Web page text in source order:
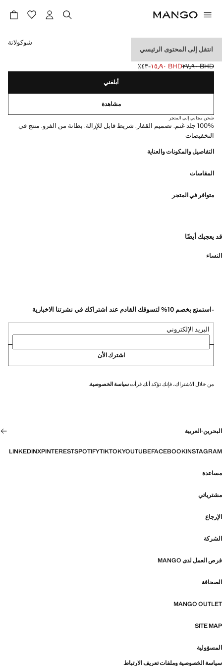
انتقل إلى المحتوى الرئيسي
قفازات من الجلد
السعر الأول محذوف [BHD ٢٧٫٩٠ ]
BHD ٢٧٫٩٠
السعر الحالي [BHD ١٥٫٩٠ ]BHD ١٥٫٩٠ ؜-٤٣٪؜
حدد اللون
شوكولاتة
أبلغني
مشاهدة
شحن مجاني إلى المتجر
100% جلد غنم. تصميم القفاز. شريط قابل للإزالة. بطانة من الفرو. منتج في
التخفيضات
التفاصيل والمكونات والعناية
المقاسات
متوافر في المتجر
قد يعجبك أيضًا
النساء
-استمتع بخصم 10% لتسوقك القادم عند اشتراكك في نشرتنا الاخبارية
البريد الإلكتروني
اشترك الأن
من خلال الاشتراك، فإنك تؤكد أنك قرأتسياسة الخصوصية.
البحرين·العربية
INSTAGRAM
FACEBOOK
YOUTUBE
TIKTOK
SPOTIFY
PINTEREST
X
LINKEDIN
مساعدة
مشترياتي
الإرجاع
الشركة
فرص العمل لدى MANGO
الصحافة
MANGO OUTLET
SITE MAP
المسؤولية
سياسة الخصوصية وملفات تعريف الارتباط